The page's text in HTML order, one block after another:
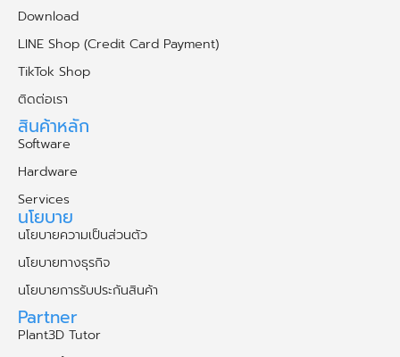
Download
LINE Shop (Credit Card Payment)
TikTok Shop
ติดต่อเรา
สินค้าหลัก
Software
Hardware
Services
นโยบาย
นโยบายความเป็นส่วนตัว
นโยบายทางธุรกิจ
นโยบายการรับประกันสินค้า
Partner
Plant3D Tutor